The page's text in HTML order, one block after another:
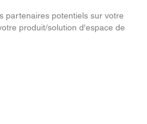
partenaires potentiels sur votre
produit/solution d'espace de